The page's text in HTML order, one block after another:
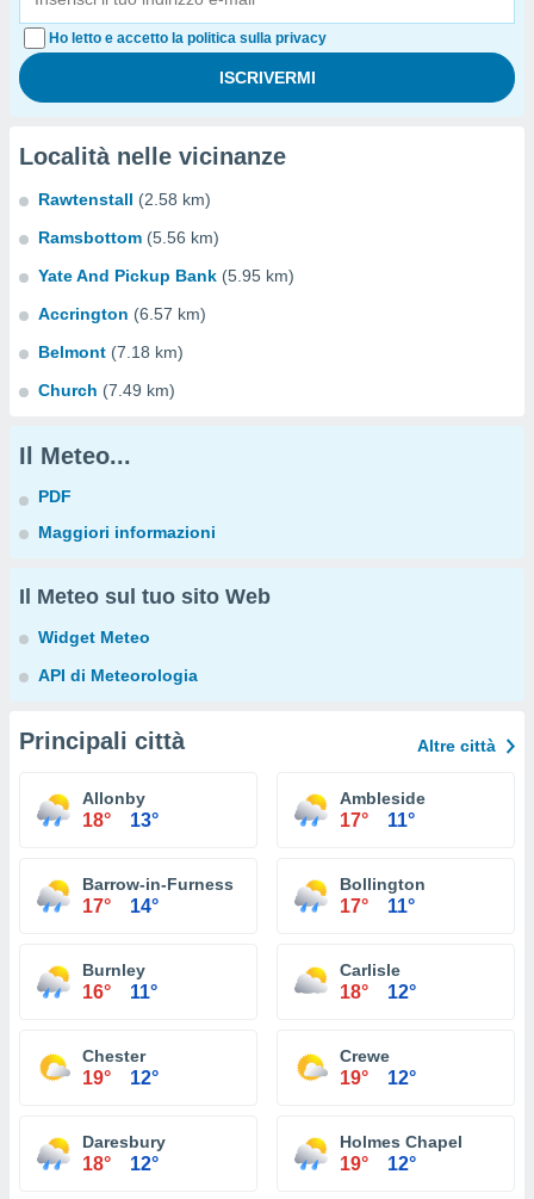
Ho letto e accetto la politica sulla privacy
Località nelle vicinanze
Rawtenstall (2.58 km)
Ramsbottom (5.56 km)
Yate And Pickup Bank (5.95 km)
Accrington (6.57 km)
Belmont (7.18 km)
Church (7.49 km)
Il Meteo...
PDF
Maggiori informazioni
Il Meteo sul tuo sito Web
Widget Meteo
API di Meteorologia
Principali città Altre città
Allonby
18° 13°
Ambleside
17° 11°
Barrow-in-Furness
17° 14°
Bollington
17° 11°
Burnley
16° 11°
Carlisle
18° 12°
Chester
19° 12°
Crewe
19° 12°
Daresbury
18° 12°
Holmes Chapel
19° 12°